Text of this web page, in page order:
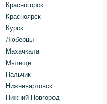
— масло
а под давлением
панели
и бампер по
Красногорск
Красноярск
Курск
Люберцы
Махачкала
Мытищи
Нальчик
Нижневартовск
Нижний Новгород